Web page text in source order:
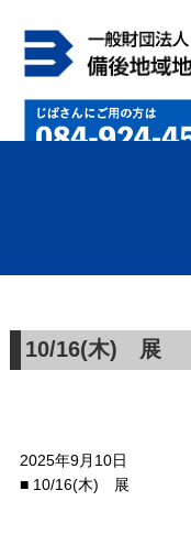
10/16(木) 展
2025年9月10日
■ 10/16(木) 展